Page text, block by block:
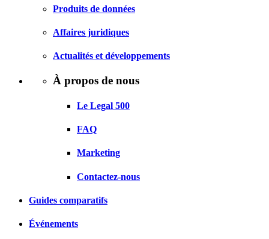
Produits de données
Affaires juridiques
Actualités et développements
À propos de nous
Le Legal 500
FAQ
Marketing
Contactez-nous
Guides comparatifs
Événements